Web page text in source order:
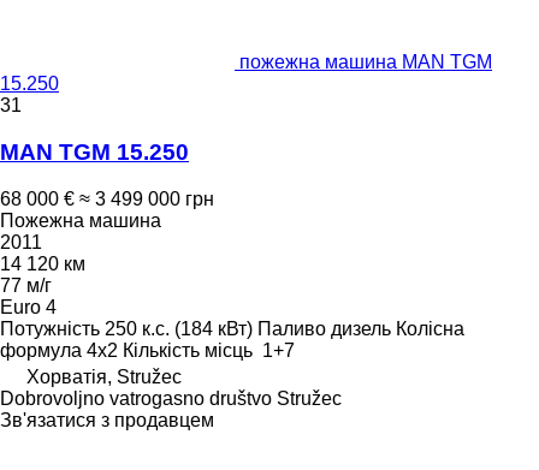
пожежна машина MAN TGM
15.250
31
MAN TGM 15.250
68 000 € ≈ 3 499 000 грн
Пожежна машина
2011
14 120 км
77 м/г
Euro 4
Потужність 250 к.с. (184 кВт) Паливо дизель Колісна
формула 4x2 Кількість місць 1+7
Хорватія, Stružec
Dobrovoljno vatrogasno društvo Stružec
Зв'язатися з продавцем